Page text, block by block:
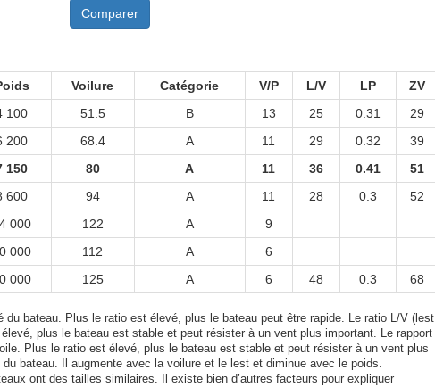
Comparer
Voilure Catégorie V/P L/V LP
ZV
100 51.5 B 13 25 0.31
29
200 68.4 A 11 29 0.32
39
150 80 A 11 36 0.41
51
600 94 A 11 28 0.3
52
000 122 A
9
000 112 A
6
000 125 A 6 48 0.3 68
bateau. Plus le ratio est élevé, plus le bateau peut être rapide. Le ratio L/V (lest
plus le bateau est stable et peut résister à un vent plus important. Le rapport
Plus le ratio est élevé, plus le bateau est stable et peut résister à un vent plus
bateau. Il augmente avec la voilure et le lest et diminue avec le poids.
ont des tailles similaires. Il existe bien d’autres facteurs pour expliquer